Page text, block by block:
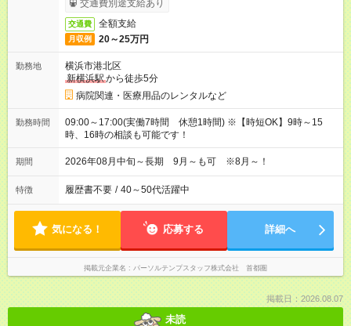
交通費別途支給あり
交通費 全額支給
月収例 20～25万円
勤務地
横浜市港北区
新横浜駅から徒歩5分
病院関連・医療用品のレンタルなど
勤務時間
09:00～17:00(実働7時間 休憩1時間) ※【時短OK】9時～15
時、16時の相談も可能です！
期間 2026年08月中旬～長期 9月～も可 ※8月～！
特徴 履歴書不要 / 40～50代活躍中
気になる！ 応募する 詳細へ
掲載元企業名 パーソルテンプスタッフ株式会社 首都圏
掲載日：2026.08.07
未読